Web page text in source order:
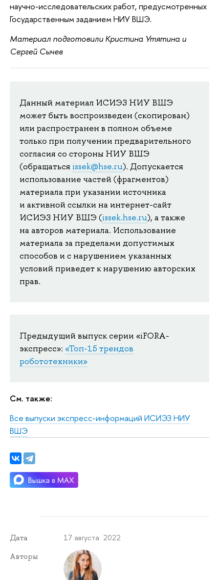
научно-исследовательских работ, предусмотренных
Государственным заданием НИУ ВШЭ.
Материал подготовили Кристина Утятина и
Сергей Сычев
Данный материал ИСИЭЗ НИУ ВШЭ
может быть воспроизведен (скопирован)
или распространен в полном объеме
только при получении предварительного
согласия со стороны НИУ ВШЭ
(обращаться issek@hse.ru). Допускается
использование частей (фрагментов)
материала при указании источника
и активной ссылки на интернет-сайт
ИСИЭЗ НИУ ВШЭ (issek.hse.ru), а также
на авторов материала. Использование
материала за пределами допустимых
способов и с нарушением указанных
условий приведет к нарушению авторских
прав.
Предыдущий выпуск серии «iFORA-
экспресс»: «Топ-15 трендов
робототехники»
См. также:
Все выпуски экспресс-информаций ИСИЭЗ НИУ
ВШЭ
Дата 17 августа 2022
Авторы